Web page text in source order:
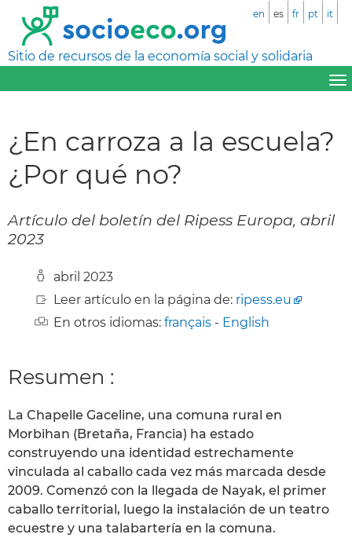
Sitio de recursos de la economía social y solidaria
en es fr pt it
¿En carroza a la escuela?
¿Por qué no?
Artículo del boletín del Ripess Europa, abril
2023
abril 2023
Leer artículo en la página de: ripess.eu
En otros idiomas: français - English
Resumen :
La Chapelle Gaceline, una comuna rural en
Morbihan (Bretaña, Francia) ha estado
construyendo una identidad estrechamente
vinculada al caballo cada vez más marcada desde
2009. Comenzó con la llegada de Nayak, el primer
caballo territorial, luego la instalación de un teatro
ecuestre y una talabartería en la comuna.